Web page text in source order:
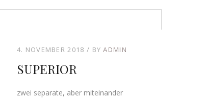
4. NOVEMBER 2018 BYADMIN
SUPERIOR
zwei separate, aber miteinander